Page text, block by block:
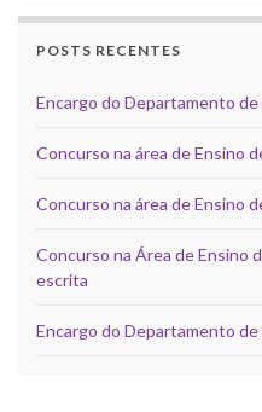
POSTS RECENTES
Encargo do Departamento de
Concurso na área de Ensino
Concurso na área de Ensino
Concurso na Área de Ensino
escrita
Encargo do Departamento de